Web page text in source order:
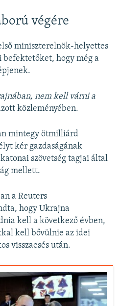
végére
miniszterelnök-helyettes
hogy még a
nem kell várni a
közleményében.
mintegy ötmilliárd
kér gazdaságának
szövetség tagjai által
mellett.
a Reuters
hogy Ukrajna
kell a következő évben,
kell bővülnie az idei
visszaesés után.